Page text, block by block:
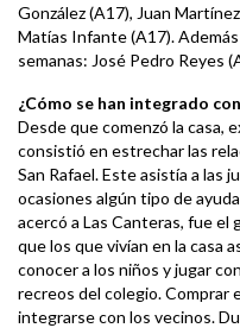
González (A17), Juan
Matías Infante (A17).
semanas: José Pedro Reyes
¿Cómo se han integrado
Desde que comenzó la casa,
consistió en estrechar las
San Rafael. Este asistía a las
ocasiones algún tipo de
acercó a Las Canteras, fue el
que los que vivían en la casa
conocer a los niños y jugar
recreos del colegio. Comprar
integrarse con los vecinos.